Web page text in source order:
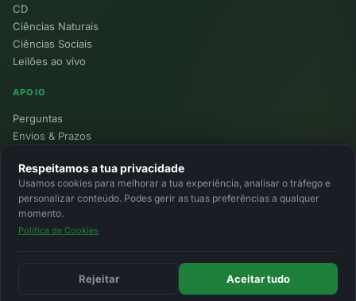
CD
Ciências Naturais
Ciências Sociais
Leilões ao vivo
APOIO
Perguntas
Envios & Prazos
Devoluções
Minha Conta
© 2026 Ecolivros. Todos os direitos reservados.
Respeitamos a tua privacidade
Usamos cookies para melhorar a tua experiência, analisar o tráfego e
personalizar conteúdo. Podes gerir as tuas preferências a qualquer
momento.
Política de Cookies
Rejeitar Aceitar tudo